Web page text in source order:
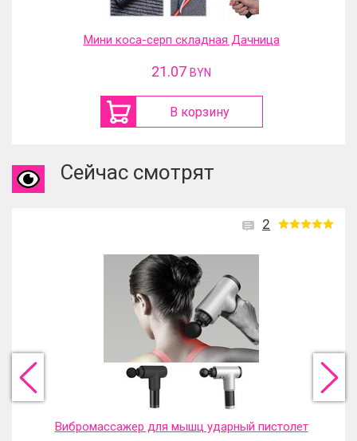
Мини коса-серп складная Дачница
21.07 BYN
В корзину
Сейчас смотрят
2
Вибромассажер для мышц ударный пистолет